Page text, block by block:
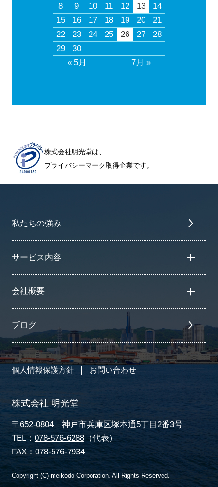
« 5月 7月 »
8
9 10 11 12 13
14
15
16 17 18 19 20
21
22
23 24 25 26 27
28
29
30
株式会社明光堂は、
プライバシーマーク取得企業です。
私たちの強み
サービス内容
会社概要
ブログ
個人情報保護方針 お問い合わせ
株式会社 明光堂
〒652-0804 神戸市兵庫区塚本通5丁目2番3号
TEL： 078-576-6288（代表）
FAX：078-576-7934
Copyright (C) meikodo Corporation. All Rights Reserved.